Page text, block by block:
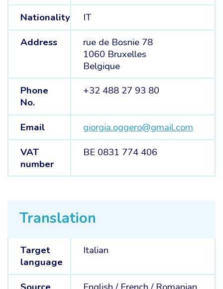
Nationality
IT
Address
rue de Bosnie 78
1060 Bruxelles
Belgique
Phone
No.
+32 488 27 93 80
Email
giorgia.oggero@gmail.com
VAT
number
BE 0831 774 406
Translation
Target
language
Italian